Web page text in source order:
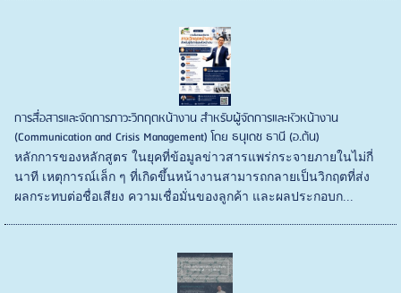
การสื่อสารและจัดการภาวะวิกฤตหน้างาน สำหรับผู้จัดการและหัวหน้างาน
(Communication and Crisis Management) โดย ธนุเดช ธานี (อ.ต้น)
หลักการของหลักสูตร ในยุคที่ข้อมูลข่าวสารแพร่กระจายภายในไม่กี่
นาที เหตุการณ์เล็ก ๆ ที่เกิดขึ้นหน้างานสามารถกลายเป็นวิกฤตที่ส่ง
ผลกระทบต่อชื่อเสียง ความเชื่อมั่นของลูกค้า และผลประกอบก...